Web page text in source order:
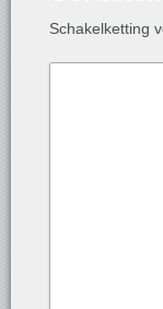
Schakelketting